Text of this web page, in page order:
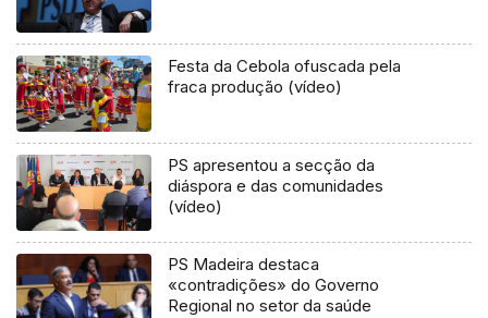
Festa da Cebola ofuscada pela
fraca produção (vídeo)
PS apresentou a secção da
diáspora e das comunidades
(vídeo)
PS Madeira destaca
«contradições» do Governo
Regional no setor da saúde